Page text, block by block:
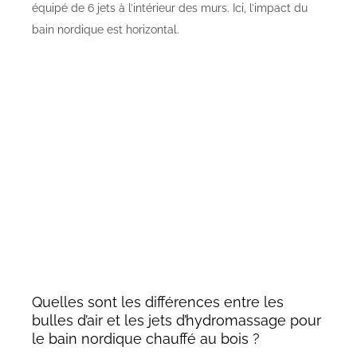
équipé de 6 jets à l’intérieur des murs. Ici, l’impact du
bain nordique est horizontal.
Quelles sont les différences entre les
bulles d’air et les jets d’hydromassage pour
le bain nordique chauffé au bois ?